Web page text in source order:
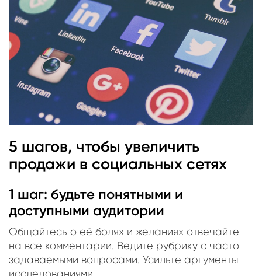
5 шагов, чтобы увеличить
продажи в социальных сетях
1 шаг: будьте понятными и
доступными аудитории
Общайтесь о её болях и желаниях отвечайте
на все комментарии. Ведите рубрику с часто
задаваемыми вопросами. Усильте аргументы
исследованиями.